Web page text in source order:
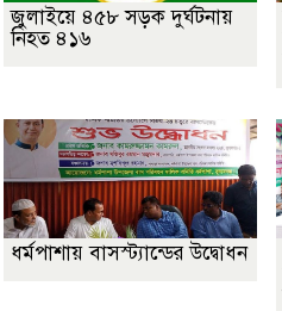
জুলাইয়ে ৪৫৮ সড়ক দুর্ঘটনায়
নিহত ৪১৬
ধর্মপাশায় বাসস্ট্যান্ডের উদ্বোধন